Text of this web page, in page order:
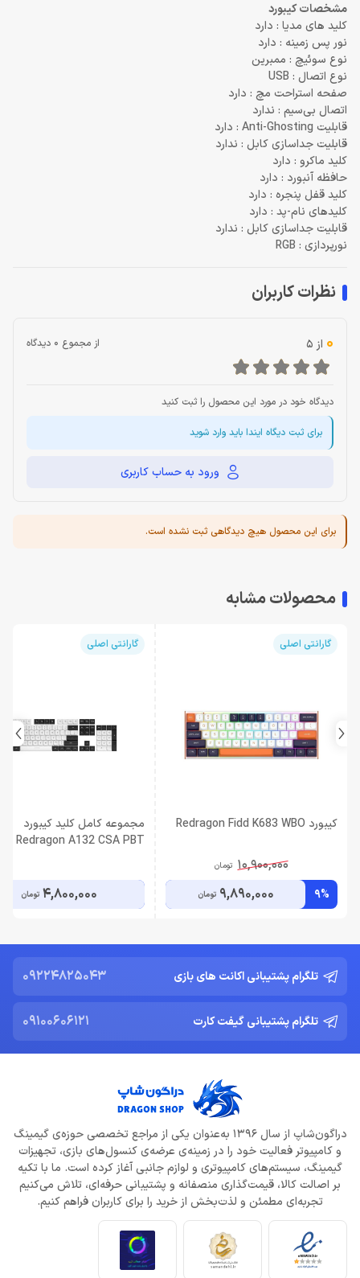
مشخصات کیبورد
کلید های مدیا : دارد
نور پس زمینه : دارد
نوع سوئیچ : ممبرین
نوع اتصال : USB
صفحه استراحت مچ : دارد
اتصال بی‌سیم : ندارد
قابلیت Anti-Ghosting : دارد
قابلیت جداسازی کابل : ندارد
کلید ماکرو : دارد
حافظه آنبورد : دارد
کلید قفل پنجره : دارد
کلیدهای نام-پد : دارد
قابلیت جداسازی کابل : ندارد
نورپردازی : RGB
نظرات کاربران
0 از 5 از مجموع 0 دیدگاه
دیدگاه خود در مورد این محصول را ثبت کنید
برای ثبت دیگاه ایندا باید وارد شوید
ورود به حساب کاربری
برای این محصول هیچ دیدگاهی ثبت نشده است.
محصولات مشابه
گارانتی اصلی
کیبورد Redragon Fidd K683 WBO
10,900,000 تومان
9%
9,890,000 تومان
گارانتی اصلی
مجموعه کامل کلید کیبورد
Redragon A132 CSA PBT
4,800,000 تومان
تلگرام پشتیبانی اکانت های بازی 09224825043
تلگرام پشتیبانی گیفت کارت 09100606121
دراگون‌شاپ از سال 1396 به‌عنوان یکی از مراجع تخصصی حوزه‌ی گیمینگ
و کامپیوتر فعالیت خود را در زمینه‌ی عرضه‌ی کنسول‌های بازی، تجهیزات
گیمینگ، سیستم‌های کامپیوتری و لوازم جانبی آغاز کرده است. ما با تکیه
بر اصالت کالا، قیمت‌گذاری منصفانه و پشتیبانی حرفه‌ای، تلاش می‌کنیم
تجربه‌ای مطمئن و لذت‌بخش از خرید را برای کاربران فراهم کنیم.